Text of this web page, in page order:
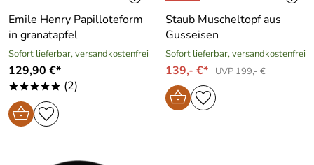
Emile Henry Papilloteform
in granatapfel
Sofort lieferbar, versandkostenfrei
129,90 €*
***** (2)
Staub Muscheltopf aus
Gusseisen
Sofort lieferbar, versandkostenfrei
139,- €* UVP 199,- €